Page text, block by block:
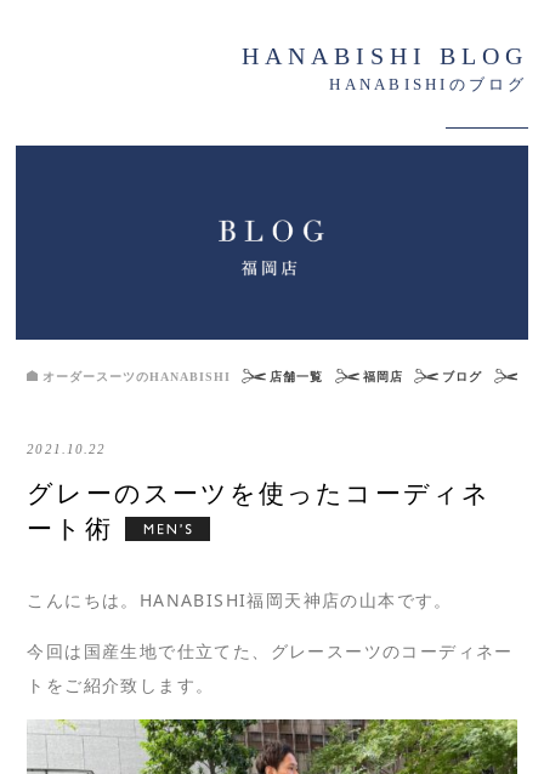
HANABISHI BLOG
HANABISHIのブログ
オーダースーツのHANABISHI 店舗一覧 福岡店 ブログ
2021.10.22
グレーのスーツを使ったコーディネ
ート術
こんにちは。HANABISHI福岡天神店の山本です。
今回は国産生地で仕立てた、グレースーツのコーディネー
トをご紹介致します。